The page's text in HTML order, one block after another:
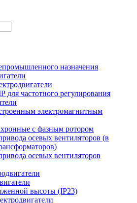
назначения
для частотного регулирования
электромагнитным
с фазным ротором
осевых вентиляторов (в
осевых вентиляторов
высоты (IP23)